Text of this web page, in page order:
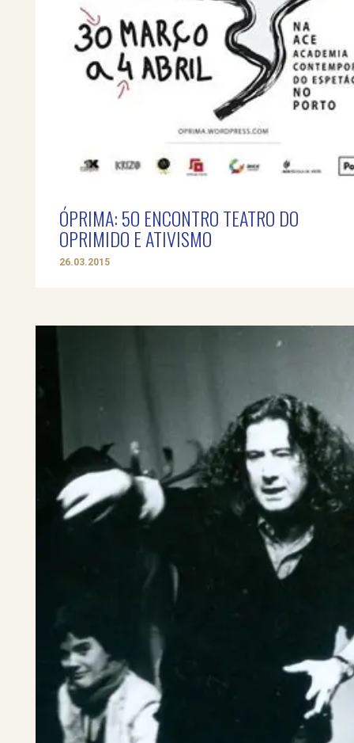
ÓPRIMA: 5O ENCONTRO TEATRO DO
OPRIMIDO E ATIVISMO
26.03.2015